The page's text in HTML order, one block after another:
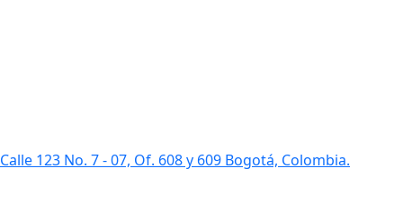
Calle 123 No. 7 - 07, Of. 608 y 609 Bogotá, Colombia.